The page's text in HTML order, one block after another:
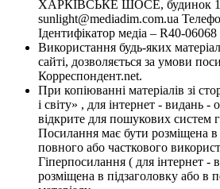
ХАРКІВСЬКЕ ШОСЕ, будинок
sunlight@mediadim.com.ua
Ідентифікатор медіа – R40-06068
Використання будь-яких
сайті, дозволяється за умови
Корреспондент.net.
При копіюванні матеріалів зі
і світу» , для інтернет - видань -
відкрите для пошукових систем
Посилання має бути розміщена в
повного або часткового
Гіперпосилання ( для інтернет -
розміщена в підзаголовку або в